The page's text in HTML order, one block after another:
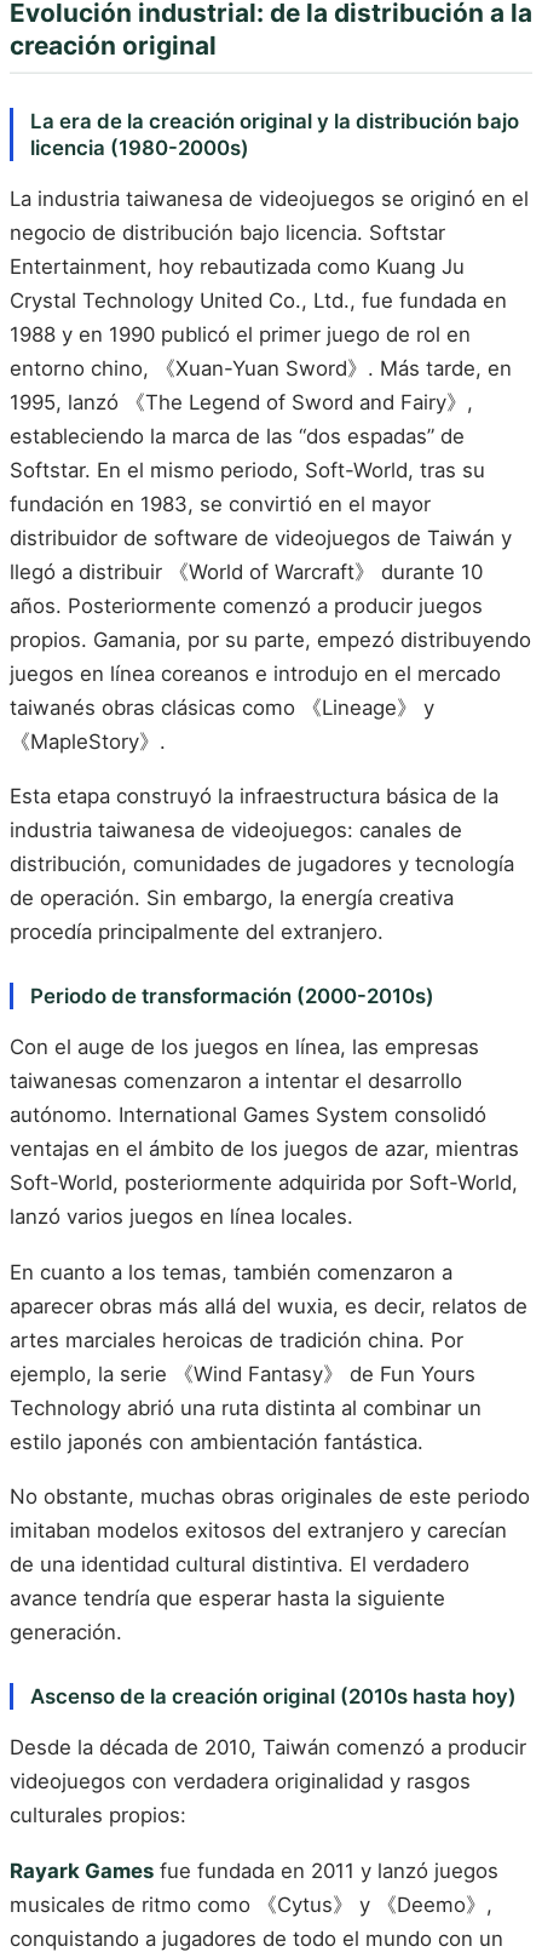
Evolución industrial: de la distribución a la
creación original
La era de la creación original y la distribución bajo
licencia (1980-2000s)
La industria taiwanesa de videojuegos se originó en el
negocio de distribución bajo licencia. Softstar
Entertainment, hoy rebautizada como Kuang Ju
Crystal Technology United Co., Ltd., fue fundada en
1988 y en 1990 publicó el primer juego de rol en
entorno chino, 《Xuan-Yuan Sword》. Más tarde, en
1995, lanzó 《The Legend of Sword and Fairy》,
estableciendo la marca de las “dos espadas” de
Softstar. En el mismo periodo, Soft-World, tras su
fundación en 1983, se convirtió en el mayor
distribuidor de software de videojuegos de Taiwán y
llegó a distribuir 《World of Warcraft》 durante 10
años. Posteriormente comenzó a producir juegos
propios. Gamania, por su parte, empezó distribuyendo
juegos en línea coreanos e introdujo en el mercado
taiwanés obras clásicas como 《Lineage》 y
《MapleStory》.
Esta etapa construyó la infraestructura básica de la
industria taiwanesa de videojuegos: canales de
distribución, comunidades de jugadores y tecnología
de operación. Sin embargo, la energía creativa
procedía principalmente del extranjero.
Periodo de transformación (2000-2010s)
Con el auge de los juegos en línea, las empresas
taiwanesas comenzaron a intentar el desarrollo
autónomo. International Games System consolidó
ventajas en el ámbito de los juegos de azar, mientras
Soft-World, posteriormente adquirida por Soft-World,
lanzó varios juegos en línea locales.
En cuanto a los temas, también comenzaron a
aparecer obras más allá del wuxia, es decir, relatos de
artes marciales heroicas de tradición china. Por
ejemplo, la serie 《Wind Fantasy》 de Fun Yours
Technology abrió una ruta distinta al combinar un
estilo japonés con ambientación fantástica.
No obstante, muchas obras originales de este periodo
imitaban modelos exitosos del extranjero y carecían
de una identidad cultural distintiva. El verdadero
avance tendría que esperar hasta la siguiente
generación.
Ascenso de la creación original (2010s hasta hoy)
Desde la década de 2010, Taiwán comenzó a producir
videojuegos con verdadera originalidad y rasgos
culturales propios:
Rayark Games fue fundada en 2011 y lanzó juegos
musicales de ritmo como 《Cytus》 y 《Deemo》,
conquistando a jugadores de todo el mundo con un